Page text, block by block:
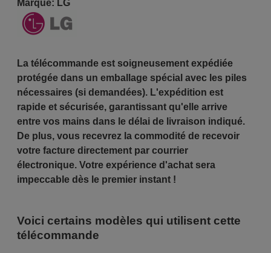
Marque: LG
La télécommande est soigneusement expédiée
protégée dans un emballage spécial avec les piles
nécessaires (si demandées). L'expédition est
rapide et sécurisée, garantissant qu'elle arrive
entre vos mains dans le délai de livraison indiqué.
De plus, vous recevrez la commodité de recevoir
votre facture directement par courrier
électronique. Votre expérience d'achat sera
impeccable dès le premier instant !
Voici certains modèles qui utilisent cette
télécommande